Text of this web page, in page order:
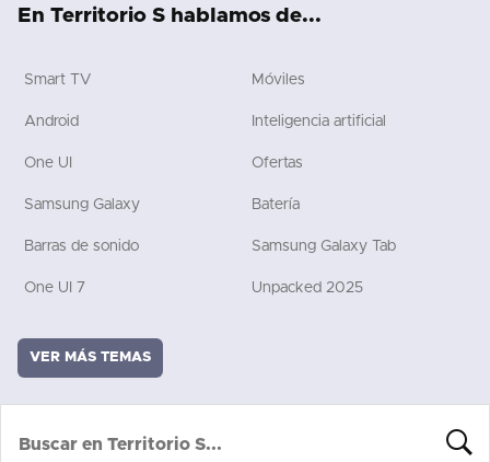
En Territorio S hablamos de...
Smart TV Móviles
Android Inteligencia artificial
One UI Ofertas
Samsung Galaxy Batería
Barras de sonido Samsung Galaxy Tab
One UI 7 Unpacked 2025
VER MÁS TEMAS